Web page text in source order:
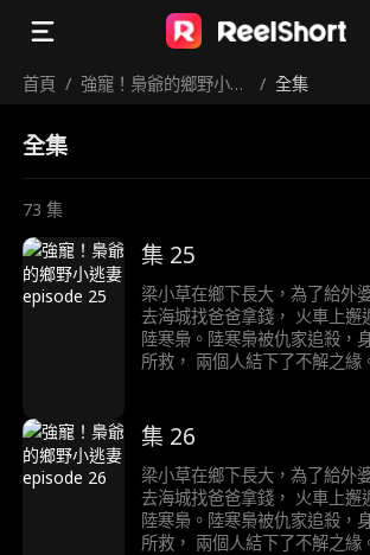
首頁 / 強寵！梟爺的鄉野小逃
/ 全集
全集
73 集
集 25
梁小草在鄉下長大，為了給外
去海城找爸爸拿錢， 火車上邂
陸寒梟。陸寒梟被仇家追殺，
所救， 兩個人結下了不解之緣
集 26
梁小草在鄉下長大，為了給外
去海城找爸爸拿錢， 火車上邂
陸寒梟。陸寒梟被仇家追殺，
所救， 兩個人結下了不解之緣